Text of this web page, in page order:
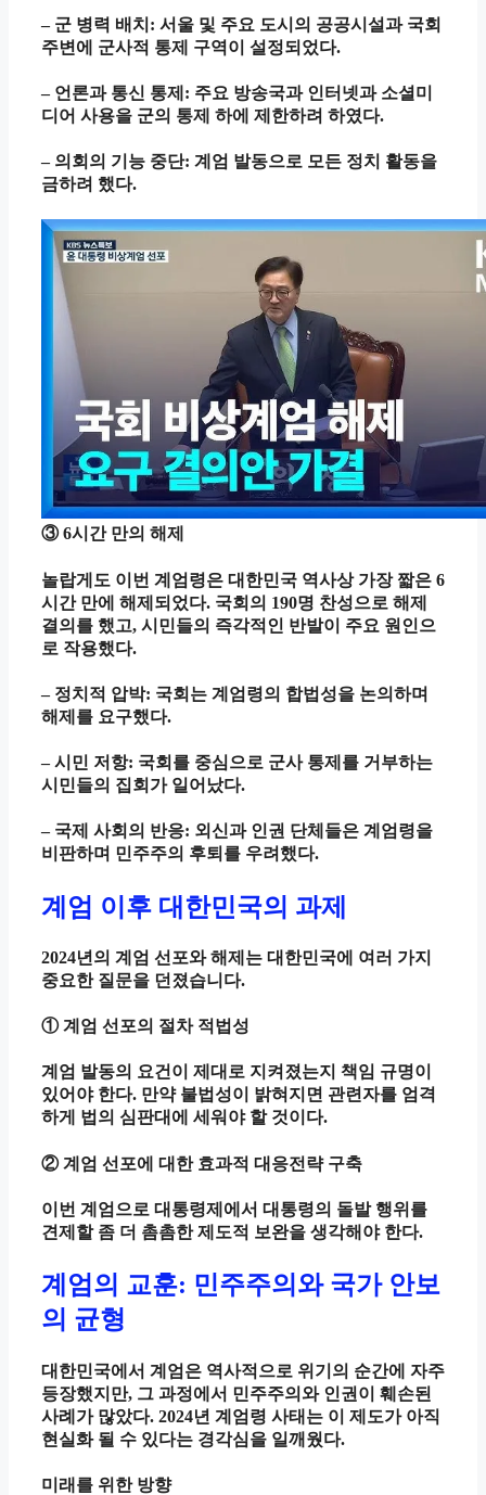
– 군 병력 배치: 서울 및 주요 도시의 공공시설과 국회
주변에 군사적 통제 구역이 설정되었다.
– 언론과 통신 통제: 주요 방송국과 인터넷과 소셜미
디어 사용을 군의 통제 하에 제한하려 하였다.
– 의회의 기능 중단: 계엄 발동으로 모든 정치 활동을
금하려 했다.
③ 6시간 만의 해제
놀랍게도 이번 계엄령은 대한민국 역사상 가장 짧은 6
시간 만에 해제되었다. 국회의 190명 찬성으로 해제
결의를 했고, 시민들의 즉각적인 반발이 주요 원인으
로 작용했다.
– 정치적 압박: 국회는 계엄령의 합법성을 논의하며
해제를 요구했다.
– 시민 저항: 국회를 중심으로 군사 통제를 거부하는
시민들의 집회가 일어났다.
– 국제 사회의 반응: 외신과 인권 단체들은 계엄령을
비판하며 민주주의 후퇴를 우려했다.
계엄 이후 대한민국의 과제
2024년의 계엄 선포와 해제는 대한민국에 여러 가지
중요한 질문을 던졌습니다.
① 계엄 선포의 절차 적법성
계엄 발동의 요건이 제대로 지켜졌는지 책임 규명이
있어야 한다. 만약 불법성이 밝혀지면 관련자를 엄격
하게 법의 심판대에 세워야 할 것이다.
② 계엄 선포에 대한 효과적 대응전략 구축
이번 계엄으로 대통령제에서 대통령의 돌발 행위를
견제할 좀 더 촘촘한 제도적 보완을 생각해야 한다.
계엄의 교훈: 민주주의와 국가 안보
의 균형
대한민국에서 계엄은 역사적으로 위기의 순간에 자주
등장했지만, 그 과정에서 민주주의와 인권이 훼손된
사례가 많았다. 2024년 계엄령 사태는 이 제도가 아직
현실화 될 수 있다는 경각심을 일깨웠다.
미래를 위한 방향